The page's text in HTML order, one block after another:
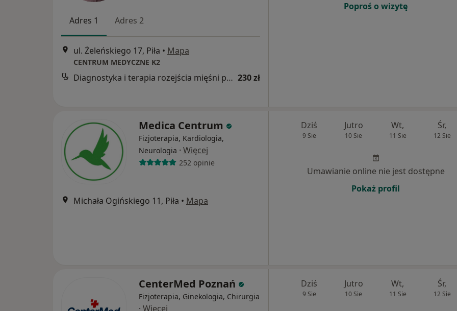
Adres 1 Adres 2
ul. Żeleńskiego 17, Piła • Mapa
CENTRUM MEDYCZNE K2
Diagnostyka i terapia rozejścia mięśni prostych brzucha z USG kresy białej 230 zł
Poproś o wizytę
Medica Centrum
Fizjoterapia, Kardiologia,
Neurologia · Więcej
252 opinie
Michała Ogińskiego 11, Piła • Mapa
Dziś
9 Sie
Jutro
10 Sie
Wt,
11 Sie
Śr,
12 Sie
Umawianie online nie jest dostępne
Pokaż profil
CenterMed Poznań
Fizjoterapia, Ginekologia, Chirurgia
· Więcej
Dziś
9 Sie
Jutro
10 Sie
Wt,
11 Sie
Śr,
12 Sie